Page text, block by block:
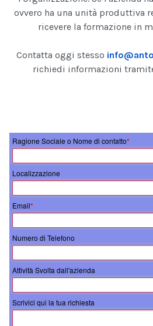
ovvero ha una unità produttiva
ricevere la formazione in
Contatta oggi stesso
richiedi informazioni
Ragione Sociale o Nome di contatto*
Localizzazione
Email*
Numero di Telefono
Attività Svolta dall'azienda
Scrivici qui la tua richiesta